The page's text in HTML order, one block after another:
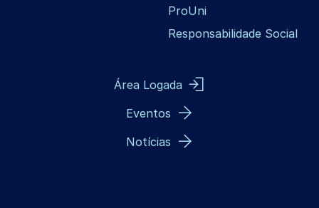
ProUni
Responsabilidade Social
Área Logada
Eventos
Notícias